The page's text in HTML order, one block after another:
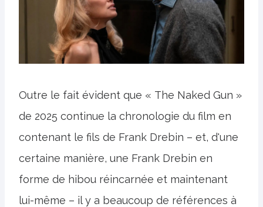
Outre le fait évident que « The Naked Gun »
de 2025 continue la chronologie du film en
contenant le fils de Frank Drebin – et, d'une
certaine manière, une Frank Drebin en
forme de hibou réincarnée et maintenant
lui-même – il y a beaucoup de références à